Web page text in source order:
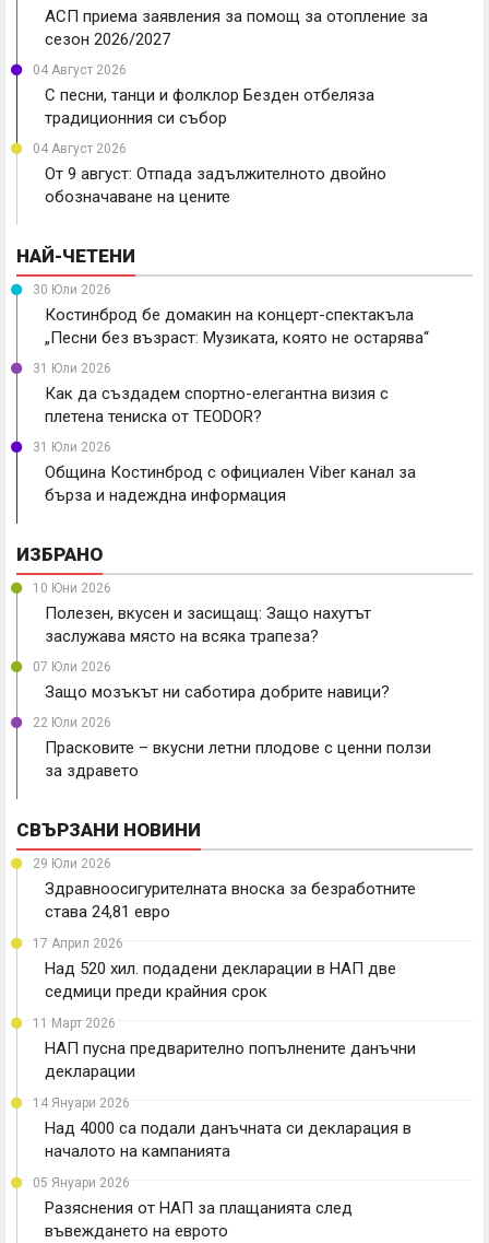
АСП приема заявления за помощ за отопление за
сезон 2026/2027
04 Август 2026
С песни, танци и фолклор Безден отбеляза
традиционния си събор
04 Август 2026
От 9 август: Отпада задължителното двойно
обозначаване на цените
НАЙ-ЧЕТЕНИ
30 Юли 2026
Костинброд бе домакин на концерт-спектакъла
„Песни без възраст: Музиката, която не остарява“
31 Юли 2026
Как да създадем спортно-елегантна визия с
плетена тениска от TEODOR?
31 Юли 2026
Община Костинброд с официален Viber канал за
бърза и надеждна информация
ИЗБРАНО
10 Юни 2026
Полезен, вкусен и засищащ: Защо нахутът
заслужава място на всяка трапеза?
07 Юли 2026
Защо мозъкът ни саботира добрите навици?
22 Юли 2026
Прасковите – вкусни летни плодове с ценни ползи
за здравето
СВЪРЗАНИ НОВИНИ
29 Юли 2026
Здравноосигурителната вноска за безработните
става 24,81 евро
17 Април 2026
Над 520 хил. подадени декларации в НАП две
седмици преди крайния срок
11 Март 2026
НАП пусна предварително попълнените данъчни
декларации
14 Януари 2026
Над 4000 са подали данъчната си декларация в
началото на кампанията
05 Януари 2026
Разяснения от НАП за плащанията след
въвеждането на еврото